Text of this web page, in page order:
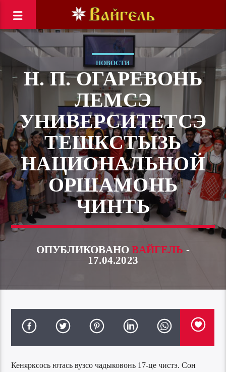
НОВОСТИ
Н. П. ОГАРЕВОНЬ
ЛЕМСЭ
УНИВЕРСИТЕТСЭ
ТЕШКСТЫЗЬ
НАЦИОНАЛЬНОЙ
ОРШАМОНЬ
ЧИНТЬ
ОПУБЛИКОВАНОВАЙГЕЛЬ -
17.04.2023
Кенярксось ютась вузсо чадыковонь 17-це чистэ. Сон